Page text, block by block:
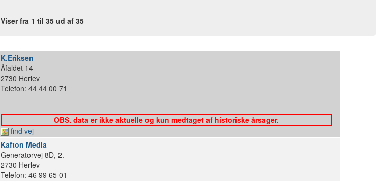
Viser fra 1 til 35 ud af 35
K.Eriksen
Åfaldet 14
2730 Herlev
Telefon: 44 44 00 71
OBS. data er ikke aktuelle og kun medtaget af historiske årsager.
find vej
Kafton Media
Generatorvej 8D, 2.
2730 Herlev
Telefon: 46 99 65 01